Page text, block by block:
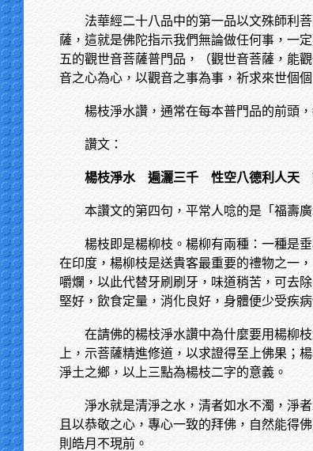
法華經二十八品中的第一品以文殊師利
薩，這就是佛陀指示我們無論做任何事，一
五的觀世音菩薩普門品，（觀世音菩薩，能
音之心為心，以觀音之事為事，祈求來世個
楊枝淨水讚，通常在每本普門品的前頭
讚文：
楊枝淨水 遍灑三千 性空八德利人天
本讚文的第四句，平常人唸的是「福壽
楊枝即是楊柳枝。楊柳有兩種：一種是
在印度，楊柳枝是送貴客最重要的禮物之一
嚼爛，以此代替牙刷刷牙，味道稍苦，可去
堅好，飲食定量，消化良好，身體便少受疾
在請佛的楊枝淨水讚中為什麼要用楊柳
上，示菩薩精進修道，以求證得至上佛果；
淨土之鄉，以上三點為楊枝二字的意義。
淨水就是清淨之水，清者如水不濁，淨
且以恭敬之心，專心一致的拜佛，自然能得
則皓月不現前。